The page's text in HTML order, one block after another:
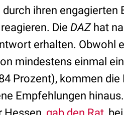
ihren
Die DAZhat
erhalten. Obwohl
mindestens einmal
Prozent), kommen
Empfehlungen